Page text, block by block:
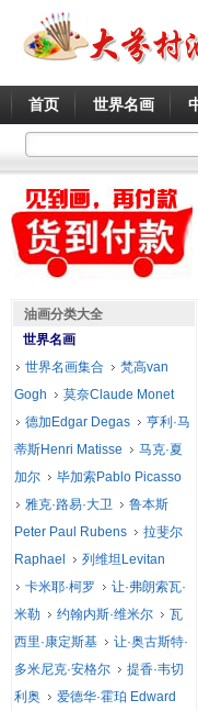
首页 世界名画
油画分类大全
世界名画
世界名画集合
梵高van
Gogh
莫奈Claude Monet
德加Edgar Degas
亨利·马
蒂斯Henri Matisse
马克·夏
加尔
毕加索Pablo Picasso
雅克·路易·大卫
鲁本斯
Peter Paul Rubens
拉斐尔
Raphael
列维坦Levitan
卡米耶·柯罗
让·弗朗索瓦·
米勒
约翰内斯·维米尔
瓦
西里·康定斯基
让·奥古斯特·
多米尼克·安格尔
提香·韦切
利奥
爱德华·霍珀 Edward